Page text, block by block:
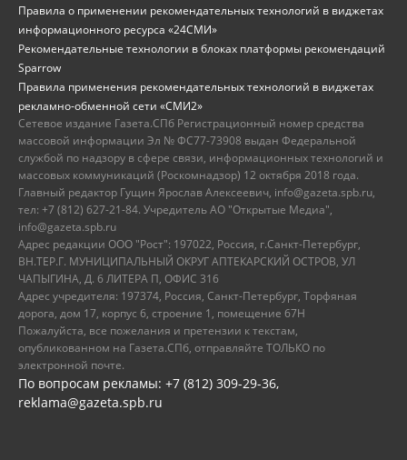
Правила о применении рекомендательных технологий в виджетах
информационного ресурса «24СМИ»
Рекомендательные технологии в блоках платформы рекомендаций
Sparrow
Правила применения рекомендательных технологий в виджетах
рекламно-обменной сети «СМИ2»
Сетевое издание Газета.СПб Регистрационный номер средства
массовой информации Эл № ФС77-73908 выдан Федеральной
службой по надзору в сфере связи, информационных технологий и
массовых коммуникаций (Роскомнадзор) 12 октября 2018 года.
Главный редактор Гущин Ярослав Алексеевич, info@gazeta.spb.ru,
тел: +7 (812) 627-21-84. Учредитель АО "Открытые Медиа",
info@gazeta.spb.ru
Адрес редакции ООО "Рост": 197022, Россия, г.Санкт-Петербург,
ВН.ТЕР.Г. МУНИЦИПАЛЬНЫЙ ОКРУГ АПТЕКАРСКИЙ ОСТРОВ, УЛ
ЧАПЫГИНА, Д. 6 ЛИТЕРА П, ОФИС 316
Адрес учредителя: 197374, Россия, Санкт-Петербург, Торфяная
дорога, дом 17, корпус 6, строение 1, помещение 67Н
Пожалуйста, все пожелания и претензии к текстам,
опубликованном на Газета.СПб, отправляйте ТОЛЬКО по
электронной почте.
По вопросам рекламы: +7 (812) 309-29-36,
reklama@gazeta.spb.ru